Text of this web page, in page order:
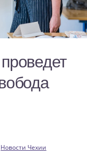
Новости Чехии